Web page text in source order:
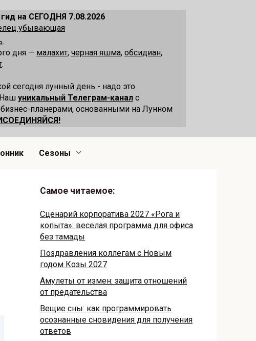
на СЕГОДНЯ 7.08.2026
убывающая
.
дня — малахит, черная яшма, обсидиан,
.
сегодня лунный день - надо это
Наш уникальный Телеграм-канал с
планерами, основанными на Лунном
Сезоны
Самое читаемое:
Сценарий корпоратива 2027 «Рога и
копыта»: веселая программа для офиса
без тамады
Поздравления коллегам с Новым
годом Козы 2027
Амулеты от измен: защита отношений
от предательства
Вещие сны: как программировать
осознанные сновидения для получения
ответов